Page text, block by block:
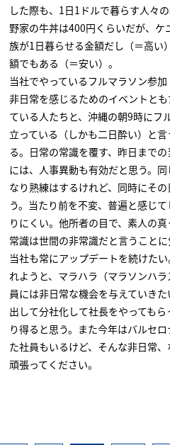
した際も、1日1ドルで暮らす人々
野家の牛丼は400円くらいだが、
族が1日暮らせる金額だし（＝高い
額でもある（＝安い）。
当社でやっているフルマラソン参
非日常を感じるためのイベントと
ている人たちと、沖縄の朝9時にフ
立っている（しかも二日酔い）と
る。日常の常識を覆す、昨日まで
には、人事異動も有効だと思う。
なり熟練はするけれど、同時にそ
う。当たり前を不変、普遍と感じ
りにくい。他所者の目で、素人の
常識は世間の非常識だと言うことに
当社も常にアップデートを続けた
れようと、マラハラ（マラソンハ
員には非日常な機会を与えていき
出して分社化して社長をやっても
り得ると思う。また今年はバルセ
た社員もいるけど、そんな非日常
頑張ってください。